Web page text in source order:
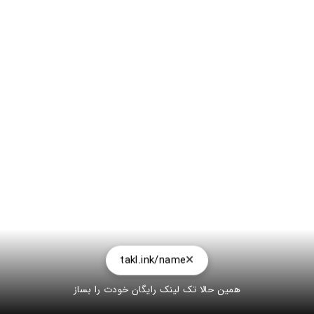
takl.ink/name
همین حالا تک لینک رایگان خودت را بساز